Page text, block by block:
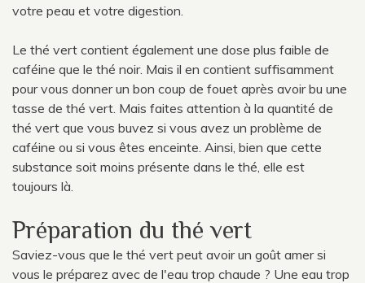
votre peau et votre digestion.
Le thé vert contient également une dose plus faible de
caféine que le thé noir. Mais il en contient suffisamment
pour vous donner un bon coup de fouet après avoir bu une
tasse de thé vert. Mais faites attention à la quantité de
thé vert que vous buvez si vous avez un problème de
caféine ou si vous êtes enceinte. Ainsi, bien que cette
substance soit moins présente dans le thé, elle est
toujours là.
Préparation du thé vert
Saviez-vous que le thé vert peut avoir un goût amer si
vous le préparez avec de l'eau trop chaude ? Une eau trop